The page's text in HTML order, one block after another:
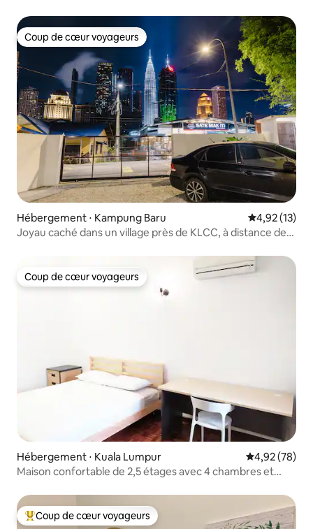
Coup de cœur voyageurs
Coup de cœur voyageurs
Hébergement ⋅ Kampung Baru Évaluation
4,92 (13)
Joyau caché dans un village près de KLCC, à distance de
Coup de cœur voyageurs
Coup de cœur voyageurs
Hébergement ⋅ Kuala Lumpur Évaluation
4,92 (78)
Maison confortable de 2,5 étages avec 4 chambres et
Coups de cœur voyageurs les plus appréciés
Coup de cœur voyageurs